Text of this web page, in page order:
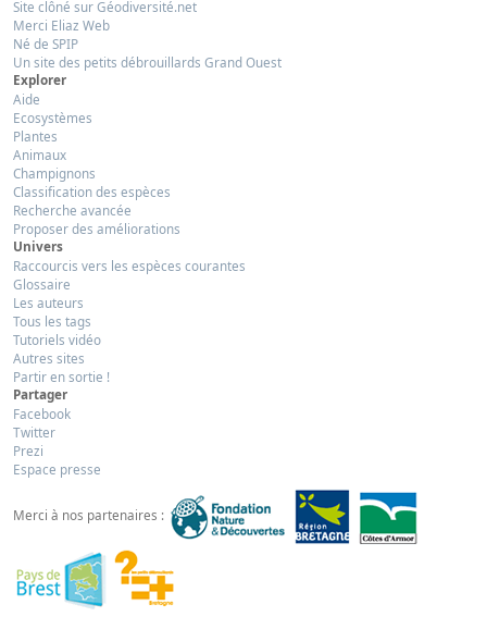
Site clôné sur Géodiversité.net
Merci Eliaz Web
Né de SPIP
Un site des petits débrouillards Grand Ouest
Explorer
Aide
Ecosystèmes
Plantes
Animaux
Champignons
Classification des espèces
Recherche avancée
Proposer des améliorations
Univers
Raccourcis vers les espèces courantes
Glossaire
Les auteurs
Tous les tags
Tutoriels vidéo
Autres sites
Partir en sortie !
Partager
Facebook
Twitter
Prezi
Espace presse
Merci à nos partenaires :